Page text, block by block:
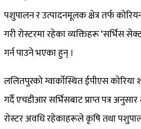
पशुपालन र उत्पादनमूलक क्षेत्र तर्फ कोरियन
गरी रोस्टरमा रहेका व्यक्तिहरू ‘सर्भिस
गर्न पाउने भएका हुन् ।
ललितपुरको ग्वार्कोस्थित ईपीएस
गर्दै एचडीआर सर्भिसबाट प्राप्त पत्र
रोस्टर अवधि रहेकाहरूले कृषि तथा